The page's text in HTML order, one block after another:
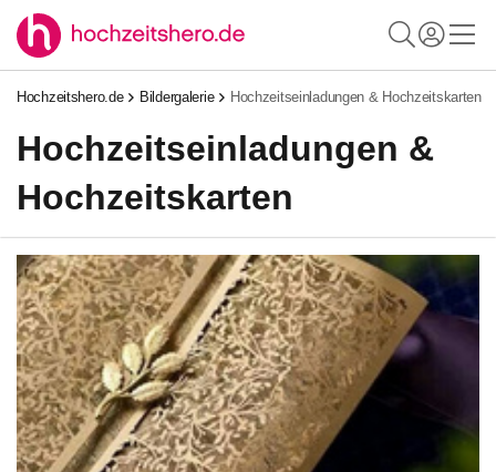
Hochzeitshero.de Bildergalerie Hochzeitseinladungen & Hochzeitskarten
Hochzeitseinladungen &
Hochzeitskarten